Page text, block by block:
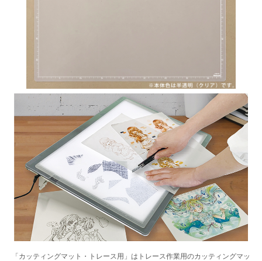
「カッティングマット・トレース用」はトレース作業用のカッティングマッ